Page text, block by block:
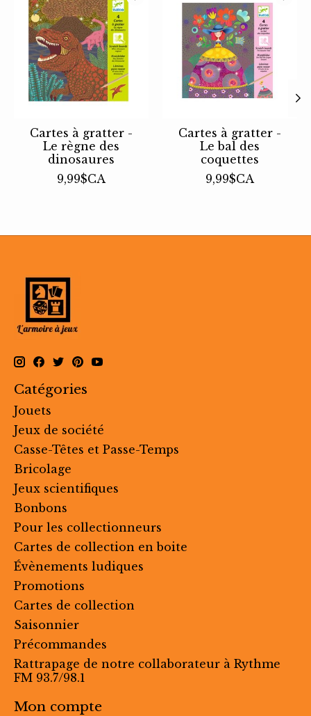
Cartes à gratter -
Le règne des
dinosaures
9,99$CA
Cartes à gratter -
Le bal des
coquettes
9,99$CA
Catégories
Jouets
Jeux de société
Casse-Têtes et Passe-Temps
Bricolage
Jeux scientifiques
Bonbons
Pour les collectionneurs
Cartes de collection en boite
Évènements ludiques
Promotions
Cartes de collection
Saisonnier
Précommandes
Rattrapage de notre collaborateur à Rythme
FM 93.7/98.1
Mon compte